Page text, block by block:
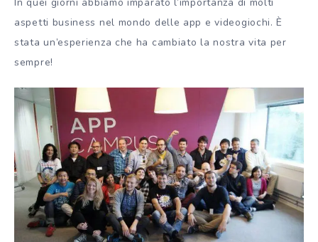
aspetti business nel mondo delle app e videogiochi. È
stata un’esperienza che ha cambiato la nostra vita per
sempre!